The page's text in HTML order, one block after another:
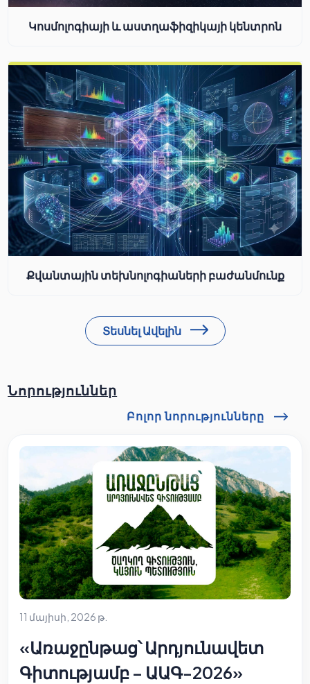
Կոսմոլոգիայի և աստղաֆիզիկայի կենտրոն
Քվանտային տեխնոլոգիաների բաժանմունք
Տեսնել Ավելին
Նորություններ
Բոլոր նորությունները
11 մայիսի, 2026 թ.
«Առաջընթաց՝ Արդյունավետ
Գիտությամբ – ԱԱԳ-2026»